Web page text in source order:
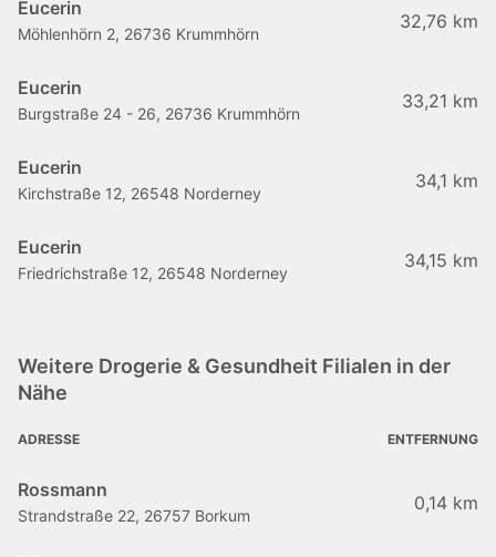
Eucerin
Möhlenhörn 2, 26736 Krummhörn
32,76 km
Eucerin
Burgstraße 24 - 26, 26736 Krummhörn
33,21 km
Eucerin
Kirchstraße 12, 26548 Norderney
34,1 km
Eucerin
Friedrichstraße 12, 26548 Norderney
34,15 km
Weitere Drogerie & Gesundheit Filialen in der
Nähe
ADRESSE ENTFERNUNG
Rossmann
Strandstraße 22, 26757 Borkum
0,14 km